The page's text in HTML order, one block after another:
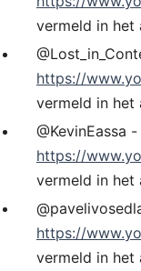
vermeld in het
https://
vermeld in het
@KevinEassa -
https://
vermeld in het
https://
vermeld in het